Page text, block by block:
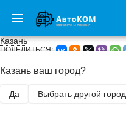
Казань
Казань ваш город?
Да Выбрать другой город
ПОДЕЛИТЬСЯ:
ГЛАВНАЯ / ВНЕШНИЙ ТЮНИНГ